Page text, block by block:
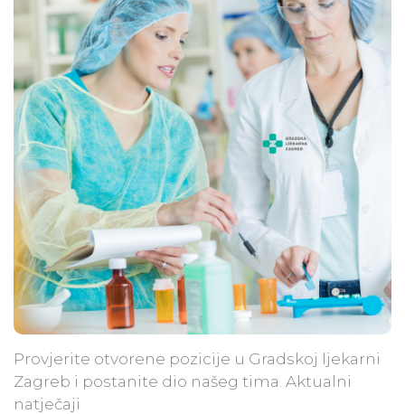
Provjerite otvorene pozicije u Gradskoj ljekarni
Zagreb i postanite dio našeg tima. Aktualni
natječaji